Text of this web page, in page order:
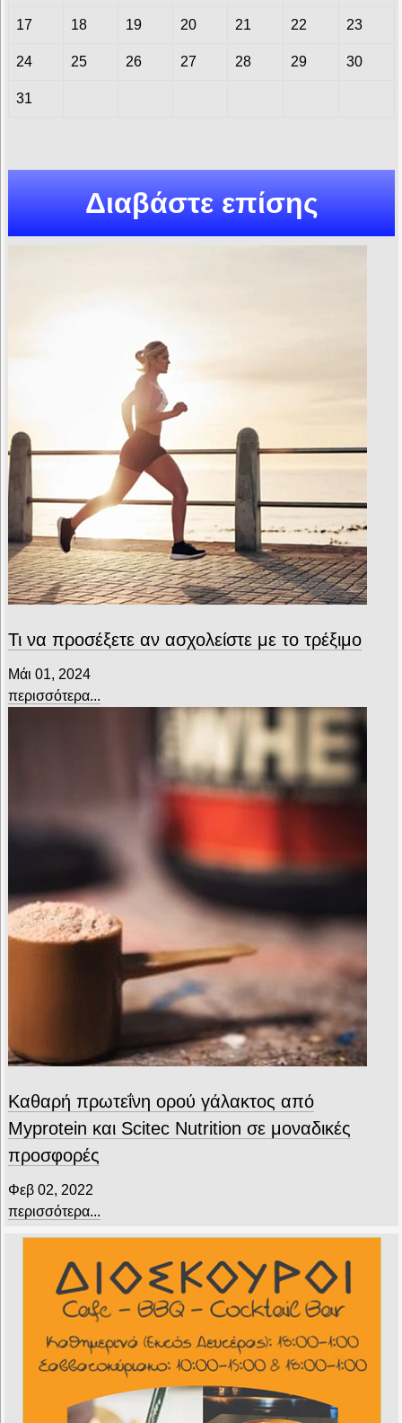
17 18 19 20 21 22 23
24 25 26 27 28 29 30
31
Διαβάστε επίσης
Τι να προσέξετε αν ασχολείστε με το τρέξιμο
Μάι 01, 2024
περισσότερα...
Καθαρή πρωτεΐνη ορού γάλακτος από
Myprotein και Scitec Nutrition σε μοναδικές
προσφορές
Φεβ 02, 2022
περισσότερα...